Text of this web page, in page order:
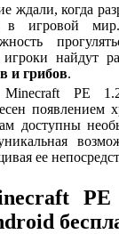
ждали, когда
игровой мир.
игроки найдут
и грибов.
PE
появлением
доступны
ее